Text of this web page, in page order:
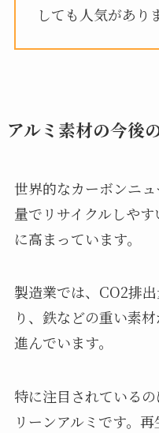
しても人気があり
アルミ素材の今後
世界的なカーボンニ
量でリサイクルしや
に高まっています。
製造業では、CO2排
り、鉄などの重い素
進んでいます。
特に注目されている
リーンアルミです。